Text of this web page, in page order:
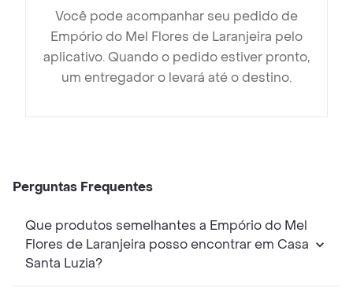
Você pode acompanhar seu pedido de
Empório do Mel Flores de Laranjeira pelo
aplicativo. Quando o pedido estiver pronto,
um entregador o levará até o destino.
Perguntas Frequentes
Que produtos semelhantes a Empório do Mel
Flores de Laranjeira posso encontrar em Casa
Santa Luzia?